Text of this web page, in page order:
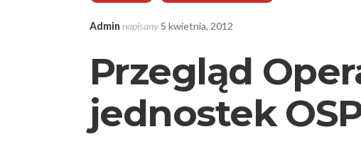
Admin napisany 5 kwietnia, 2012
Przegląd
jednostek